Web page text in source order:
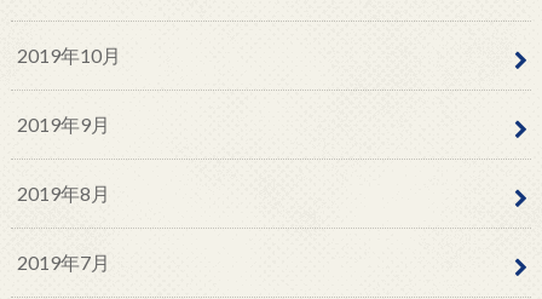
2019年10月
2019年9月
2019年8月
2019年7月